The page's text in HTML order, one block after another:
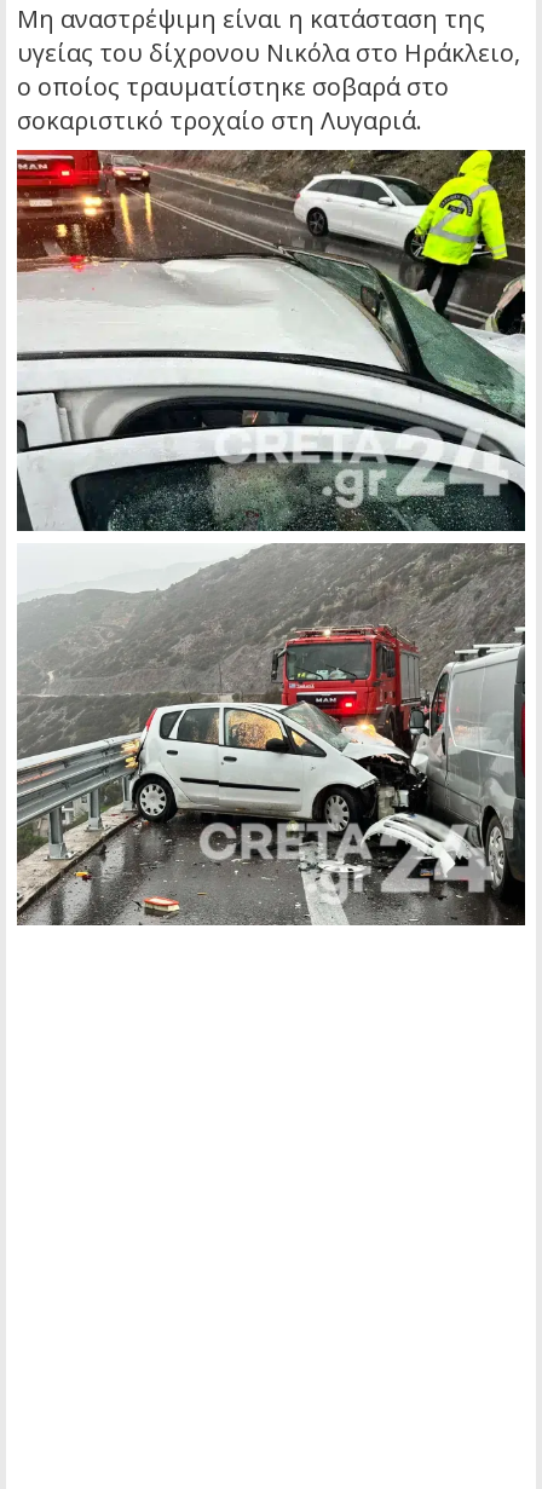
Μη αναστρέψιμη είναι η κατάσταση της
υγείας του δίχρονου Νικόλα στο Ηράκλειο,
ο οποίος τραυματίστηκε σοβαρά στο
σοκαριστικό τροχαίο στη Λυγαριά.